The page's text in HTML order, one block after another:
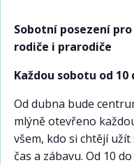
Sobotní posezení
rodiče i prarodiče
Každou sobotu od 10
Od dubna bude
mlýně otevřeno
všem, kdo si chtějí
čas a zábavu. Od 10